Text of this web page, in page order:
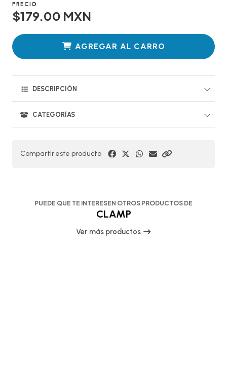
PRECIO
$179.00 MXN
AGREGAR AL CARRO
DESCRIPCIÓN
CATEGORÍAS
Compartir este producto
PUEDE QUE TE INTERESEN OTROS PRODUCTOS DE
CLAMP
Ver más productos